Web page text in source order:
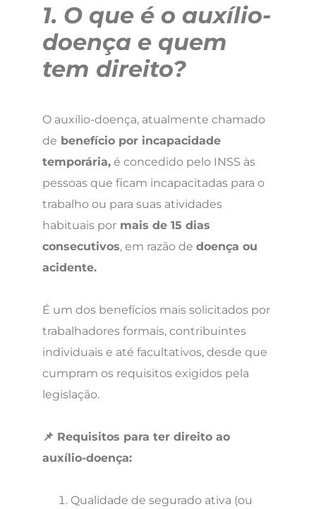
1. O que é o auxílio-
doença e quem
tem direito?
O auxílio-doença, atualmente chamado
de benefício por incapacidade
temporária, é concedido pelo INSS às
pessoas que ficam incapacitadas para o
trabalho ou para suas atividades
habituais por mais de 15 dias
consecutivos, em razão de doença ou
acidente.
É um dos benefícios mais solicitados por
trabalhadores formais, contribuintes
individuais e até facultativos, desde que
cumpram os requisitos exigidos pela
legislação.
📌 Requisitos para ter direito ao
auxílio-doença:
Qualidade de segurado ativa (ou